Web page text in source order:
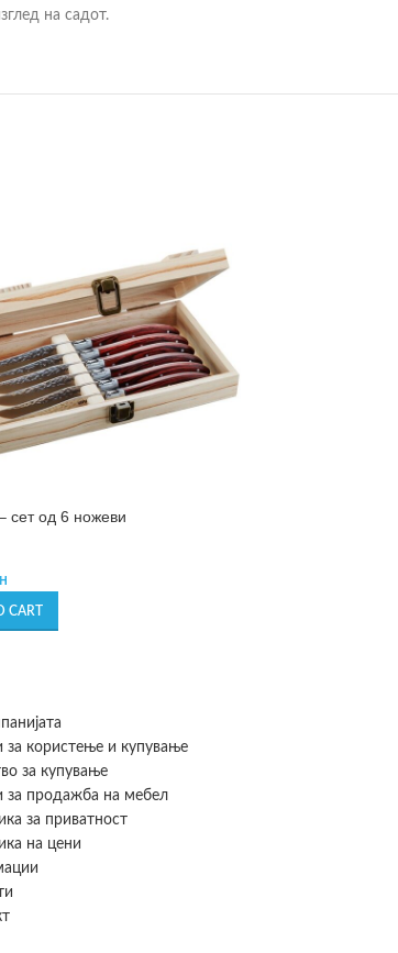
на садот.
сет од 6 ножеви
CART
за користење и купување
за купување
за продажба на мебел
за приватност
на цени